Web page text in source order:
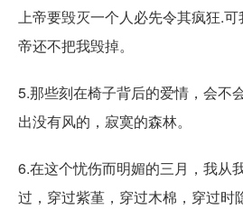
上帝要毁灭一个人必先令其疯狂.
帝还不把我毁掉。
5.那些刻在椅子背后的爱情，会不
出没有风的，寂寞的森林。
6.在这个忧伤而明媚的三月，我从
过，穿过紫堇，穿过木棉，穿过时